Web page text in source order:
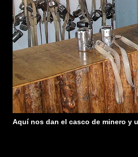
Aquí nos dan el casco de minero y